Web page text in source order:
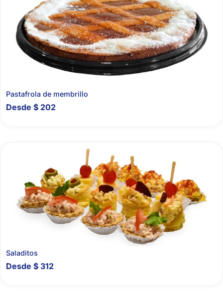
Pastafrola de membrillo
Desde $ 202
Saladitos
Desde $ 312